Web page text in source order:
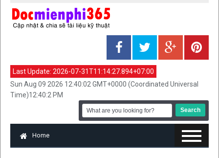
Last Update: 2026-07-31T11:14:27.894+07:00
Sun Aug 09 2026 12:40:02 GMT+0000 (Coordinated Universal
Time)12:40:2 PM
Home